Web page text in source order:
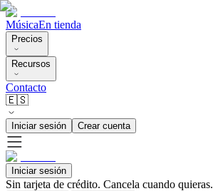
MúsicaEn tienda
Precios
Recursos
Contacto
🇪🇸
Iniciar sesión Crear cuenta
Iniciar sesión
Sin tarjeta de crédito. Cancela cuando quieras.